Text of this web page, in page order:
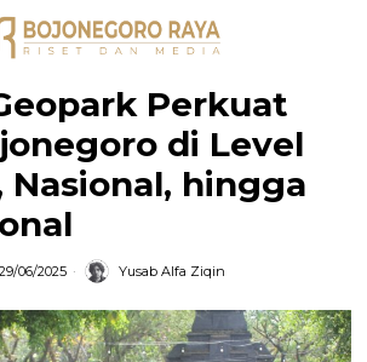
Perkuat
di Level
Nasional, hingga
29/06/2025 Yusab Alfa Ziqin